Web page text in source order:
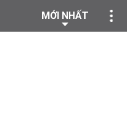
MỚI NHẤT